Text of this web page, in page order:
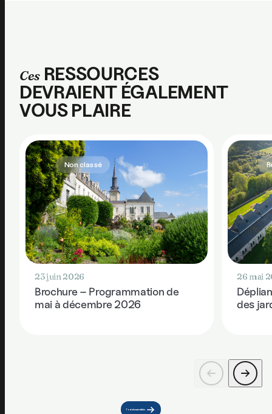
Ces RESSOURCES
DEVRAIENT ÉGALEMENT
VOUS PLAIRE
Non classé
23 juin 2026
Brochure – Programmation de
mai à décembre 2026
26 mai
des
Toute les actualités